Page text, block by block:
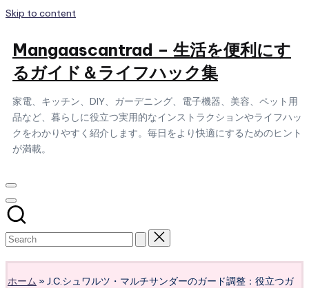
Skip to content
Mangaascantrad – 生活を便利にす
るガイド＆ライフハック集
家電、キッチン、DIY、ガーデニング、電子機器、美容、ペット用
品など、暮らしに役立つ実用的なインストラクションやライフハッ
クをわかりやすく紹介します。毎日をより快適にするためのヒント
が満載。
ホーム » J.C.シュワルツ・マルチサンダーのガード調整：役立つガ